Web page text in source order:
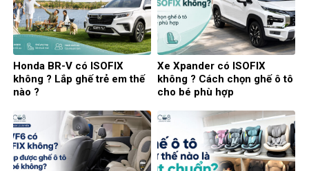
Honda BR-V có ISOFIX
không ? Lắp ghế trẻ em thế
nào ?
Xe Xpander có ISOFIX
không ? Cách chọn ghế ô tô
cho bé phù hợp